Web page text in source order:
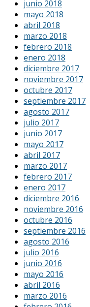
junio 2018
mayo 2018
abril 2018
marzo 2018
febrero 2018
enero 2018
diciembre 2017
noviembre 2017
octubre 2017
septiembre 2017
agosto 2017
julio 2017
junio 2017
mayo 2017
abril 2017
marzo 2017
febrero 2017
enero 2017
diciembre 2016
noviembre 2016
octubre 2016
septiembre 2016
agosto 2016
julio 2016
junio 2016
mayo 2016
abril 2016
marzo 2016